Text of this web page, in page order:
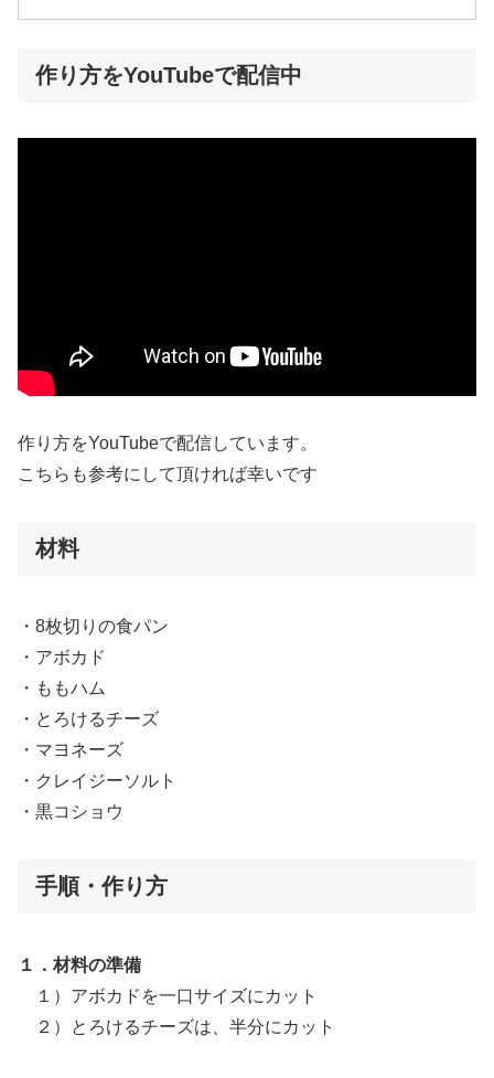
作り方をYouTubeで配信中
作り方をYouTubeで配信しています。
こちらも参考にして頂ければ幸いです
材料
・8枚切りの食パン
・アボカド
・ももハム
・とろけるチーズ
・マヨネーズ
・クレイジーソルト
・黒コショウ
手順・作り方
１．材料の準備
１）アボカドを一口サイズにカット
２）とろけるチーズは、半分にカット